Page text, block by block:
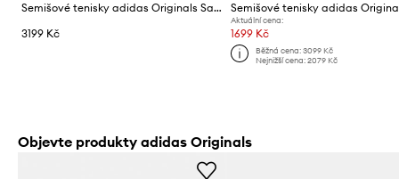
Semišové tenisky adidas Originals Samba OG
3199 Kč
Aktuální cena:
1699 Kč
Běžná cena: 3099 Kč
Nejnižší cena: 2079 Kč
Objevte produkty adidas Originals